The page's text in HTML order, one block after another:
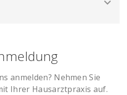
anmelden? Nehmen Sie
Ihrer Hausarztpraxis auf.